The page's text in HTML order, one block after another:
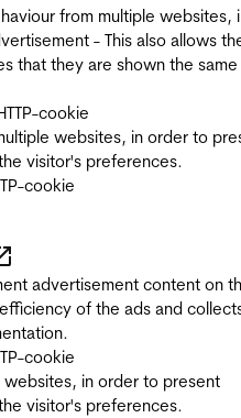
from multiple websites,
- This also allows
that they are shown the same
cookie
websites, in order to
visitor's preferences.
cookie
advertisement content on
of the ads and
cookie
in order to present
visitor's preferences.